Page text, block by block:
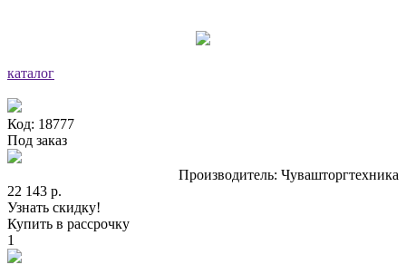
каталог
Код: 18777
Под заказ
Производитель: Чувашторгтехника
22 143 р.
Узнать скидку!
Купить в рассрочку
1